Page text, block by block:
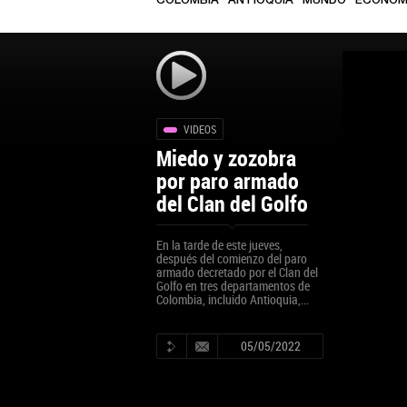
VIDEOS
Miedo y zozobra
por paro armado
del Clan del Golfo
En la tarde de este jueves,
después del comienzo del paro
armado decretado por el Clan del
Golfo en tres departamentos de
Colombia, incluido Antioquia,...
05/05/2022